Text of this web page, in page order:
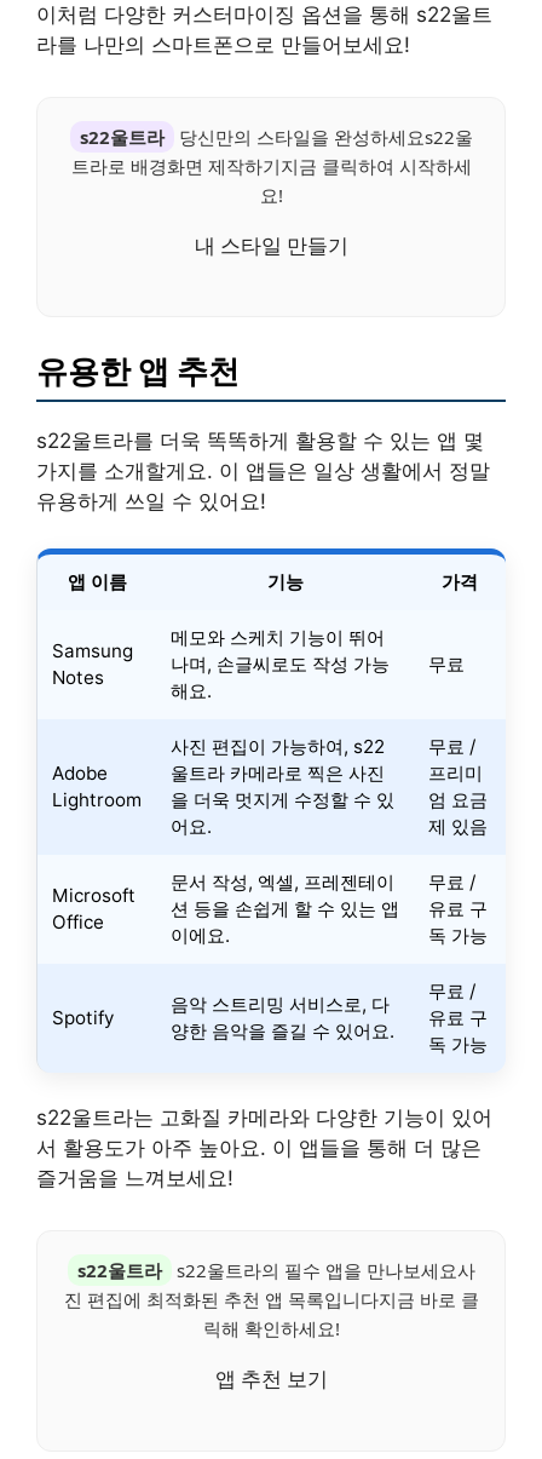
이처럼 다양한 커스터마이징 옵션을 통해 s22울트
라를 나만의 스마트폰으로 만들어보세요!
s22울트라
당신만의 스타일을 완성하세요s22울
트라로 배경화면 제작하기지금 클릭하여 시작하세
요!
내 스타일 만들기
유용한 앱 추천
s22울트라를 더욱 똑똑하게 활용할 수 있는 앱 몇
가지를 소개할게요. 이 앱들은 일상 생활에서 정말
유용하게 쓰일 수 있어요!
앱 이름 기능 가격
Samsung
Notes
메모와 스케치 기능이 뛰어
나며, 손글씨로도 작성 가능
해요.
무료
Adobe
Lightroom
사진 편집이 가능하여, s22
울트라 카메라로 찍은 사진
을 더욱 멋지게 수정할 수 있
어요.
무료 /
프리미
엄 요금
제 있음
Microsoft
Office
문서 작성, 엑셀, 프레젠테이
션 등을 손쉽게 할 수 있는 앱
이에요.
무료 /
유료 구
독 가능
Spotify
음악 스트리밍 서비스로, 다
양한 음악을 즐길 수 있어요.
무료 /
유료 구
독 가능
s22울트라는 고화질 카메라와 다양한 기능이 있어
서 활용도가 아주 높아요. 이 앱들을 통해 더 많은
즐거움을 느껴보세요!
s22울트라
s22울트라의 필수 앱을 만나보세요사
진 편집에 최적화된 추천 앱 목록입니다지금 바로 클
릭해 확인하세요!
앱 추천 보기